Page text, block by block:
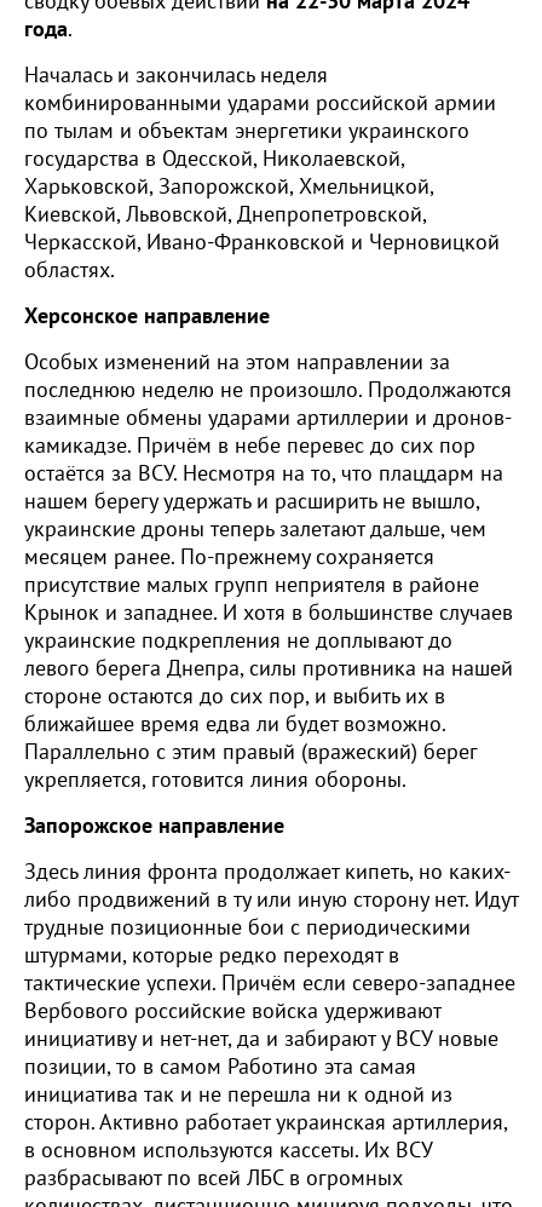
года.
Началась и закончилась неделя
комбинированными ударами российской армии
по тылам и объектам энергетики украинского
государства в Одесской, Николаевской,
Харьковской, Запорожской, Хмельницкой,
Киевской, Львовской, Днепропетровской,
Черкасской, Ивано-Франковской и Черновицкой
областях.
Херсонское направление
Особых изменений на этом направлении за
последнюю неделю не произошло. Продолжаются
взаимные обмены ударами артиллерии и дронов-
камикадзе. Причём в небе перевес до сих пор
остаётся за ВСУ. Несмотря на то, что плацдарм на
нашем берегу удержать и расширить не вышло,
украинские дроны теперь залетают дальше, чем
месяцем ранее. По-прежнему сохраняется
присутствие малых групп неприятеля в районе
Крынок и западнее. И хотя в большинстве случаев
украинские подкрепления не доплывают до
левого берега Днепра, силы противника на нашей
стороне остаются до сих пор, и выбить их в
ближайшее время едва ли будет возможно.
Параллельно с этим правый (вражеский) берег
укрепляется, готовится линия обороны.
Запорожское направление
Здесь линия фронта продолжает кипеть, но каких-
либо продвижений в ту или иную сторону нет. Идут
трудные позиционные бои с периодическими
штурмами, которые редко переходят в
тактические успехи. Причём если северо-западнее
Вербового российские войска удерживают
инициативу и нет-нет, да и забирают у ВСУ новые
позиции, то в самом Работино эта самая
инициатива так и не перешла ни к одной из
сторон. Активно работает украинская артиллерия,
в основном используются кассеты. Их ВСУ
разбрасывают по всей ЛБС в огромных